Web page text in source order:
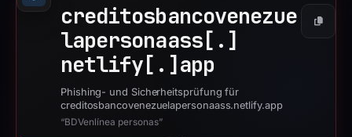
creditosbancovenezue
lapersonaass[.]
netlify[.] app
Phishing- und Sicherheitsprüfung für
creditosbancovenezuelapersonaass.netlify.app
“BDVenlínea personas”